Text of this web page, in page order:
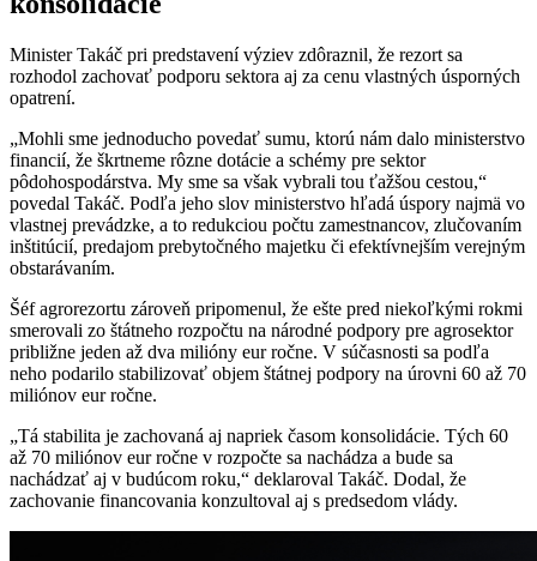
Minister Takáč pri predstavení výziev zdôraznil, že rezort sa
rozhodol zachovať podporu sektora aj za cenu vlastných úsporných
opatrení.
„Mohli sme jednoducho povedať sumu, ktorú nám dalo ministerstvo
financií, že škrtneme rôzne dotácie a schémy pre sektor
pôdohospodárstva. My sme sa však vybrali tou ťažšou cestou,“
povedal Takáč. Podľa jeho slov ministerstvo hľadá úspory najmä vo
vlastnej prevádzke, a to redukciou počtu zamestnancov, zlučovaním
inštitúcií, predajom prebytočného majetku či efektívnejším verejným
obstarávaním.
Šéf agrorezortu zároveň pripomenul, že ešte pred niekoľkými rokmi
smerovali zo štátneho rozpočtu na národné podpory pre agrosektor
približne jeden až dva milióny eur ročne. V súčasnosti sa podľa
neho podarilo stabilizovať objem štátnej podpory na úrovni 60 až 70
miliónov eur ročne.
„Tá stabilita je zachovaná aj napriek časom konsolidácie. Tých 60
až 70 miliónov eur ročne v rozpočte sa nachádza a bude sa
nachádzať aj v budúcom roku,“ deklaroval Takáč. Dodal, že
zachovanie financovania konzultoval aj s predsedom vlády.